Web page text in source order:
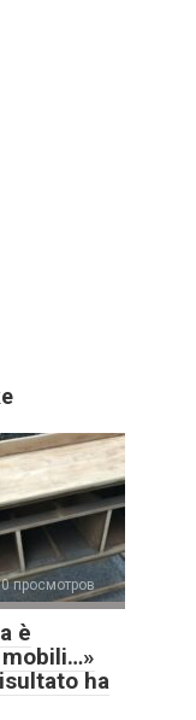
просмотров
è
ha